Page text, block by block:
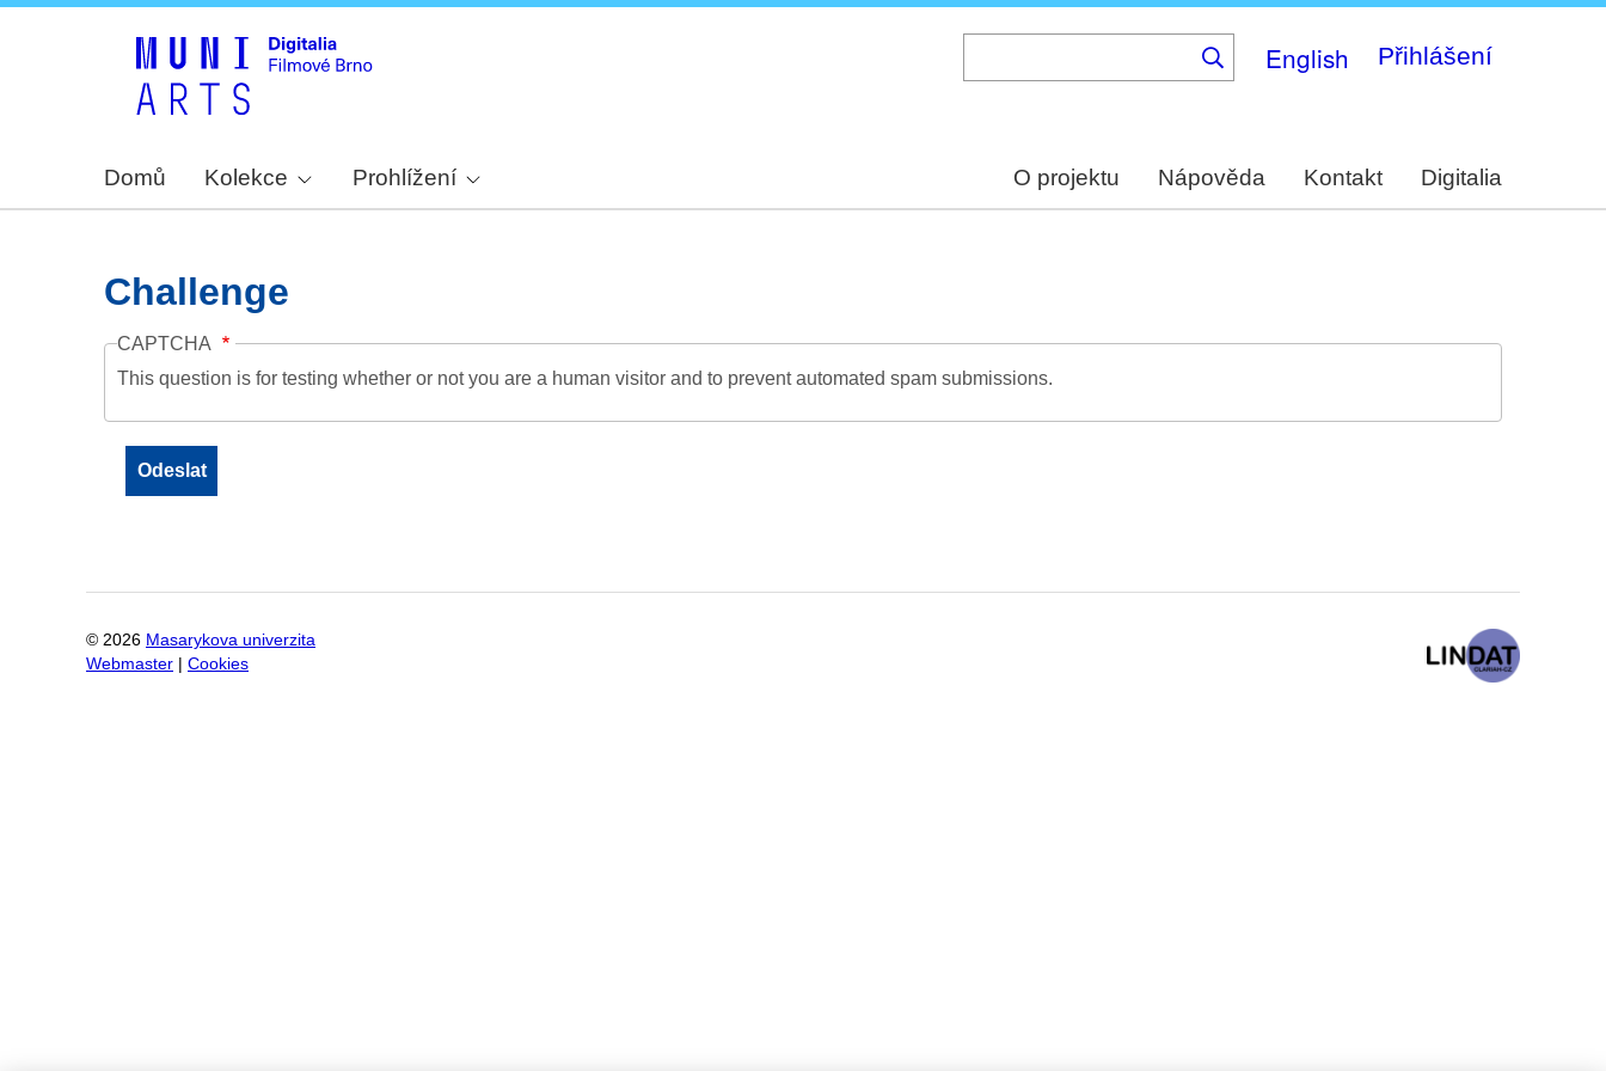
English Přihlášení
Domů Kolekce Prohlížení O projektu Nápověda Kontakt Digitalia
Challenge
CAPTCHA
This question is for testing whether or not you are a human visitor and to prevent automated spam submissions.
© 2026 Masarykova univerzita
Webmaster
Cookies